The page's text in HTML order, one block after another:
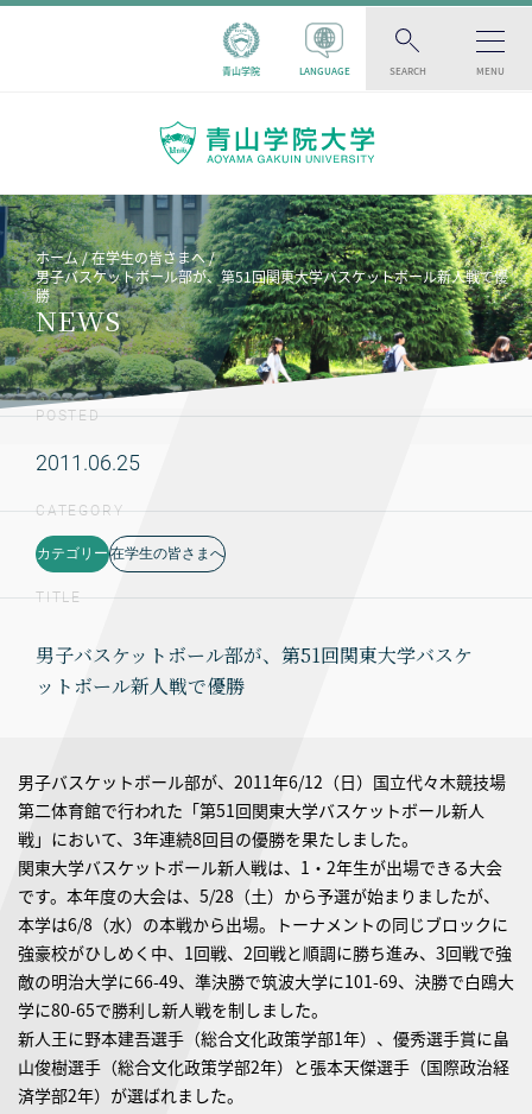
青山学院 LANGUAGE SEARCH MENU
ホーム
在学生の皆さまへ
男子バスケットボール部が、第51回関東大学バスケットボール新人戦で優
勝
NEWS
POSTED
2011.06.25
CATEGORY
カテゴリー 在学生の皆さまへ
TITLE
男子バスケットボール部が、第51回関東大学バスケ
ットボール新人戦で優勝
男子バスケットボール部が、2011年6/12（日）国立代々木競技場
第二体育館で行われた「第51回関東大学バスケットボール新人
戦」において、3年連続8回目の優勝を果たしました。
関東大学バスケットボール新人戦は、1・2年生が出場できる大会
です。本年度の大会は、5/28（土）から予選が始まりましたが、
本学は6/8（水）の本戦から出場。トーナメントの同じブロックに
強豪校がひしめく中、1回戦、2回戦と順調に勝ち進み、3回戦で強
敵の明治大学に66-49、準決勝で筑波大学に101-69、決勝で白鴎大
学に80-65で勝利し新人戦を制しました。
新人王に野本建吾選手（総合文化政策学部1年）、優秀選手賞に畠
山俊樹選手（総合文化政策学部2年）と張本天傑選手（国際政治経
済学部2年）が選ばれました。
新
人
戦
を
制
し
た
男
子
バ